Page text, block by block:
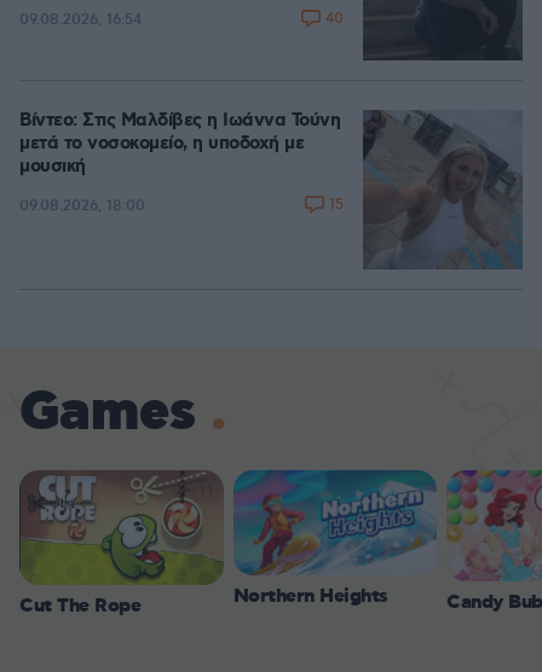
09.08.2026, 16:54 40
Βίντεο: Στις Μαλδίβες η Ιωάννα Τούνη
μετά το νοσοκομείο, η υποδοχή με
μουσική
09.08.2026, 18:00 15
Games
Cut The Rope Northern Heights Candy